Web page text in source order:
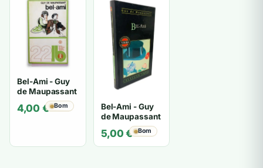
Bel-Ami - Guy
de Maupassant
4,00 € Bom
Bel-Ami - Guy
de Maupassant
5,00€ Bom